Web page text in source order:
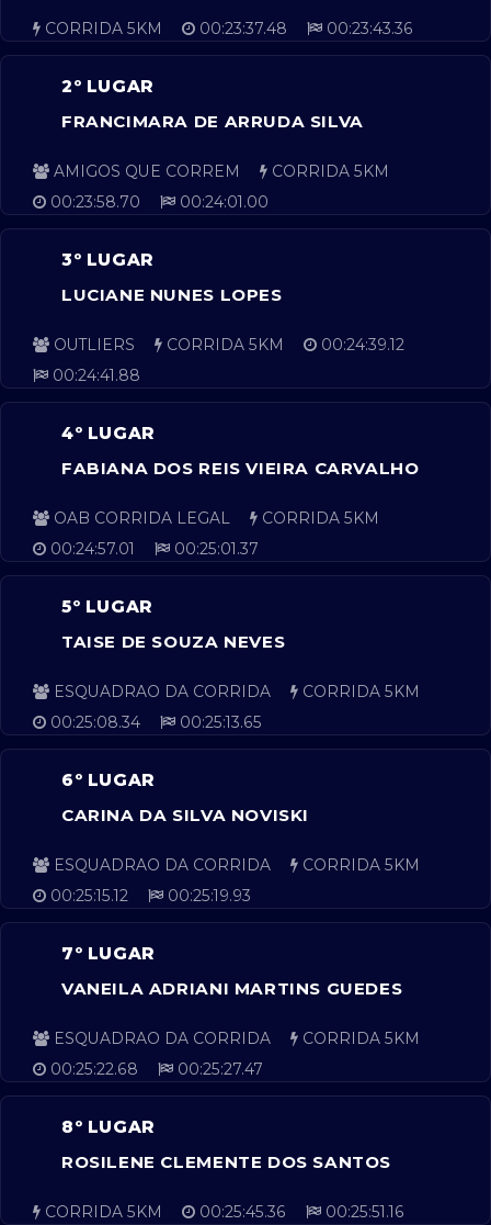
CORRIDA 5KM 00:23:37.48 00:23:43.36
2º LUGAR
FRANCIMARA DE ARRUDA SILVA
AMIGOS QUE CORREM
CORRIDA 5KM
00:23:58.70
00:24:01.00
3º LUGAR
LUCIANE NUNES LOPES
OUTLIERS CORRIDA 5KM
00:24:39.12
00:24:41.88
4º LUGAR
FABIANA DOS REIS VIEIRA CARVALHO
OAB CORRIDA LEGAL
CORRIDA 5KM
00:24:57.01
00:25:01.37
5º LUGAR
TAISE DE SOUZA NEVES
ESQUADRAO DA CORRIDA
CORRIDA 5KM
00:25:08.34
00:25:13.65
6º LUGAR
CARINA DA SILVA NOVISKI
ESQUADRAO DA CORRIDA
CORRIDA 5KM
00:25:15.12
00:25:19.93
7º LUGAR
VANEILA ADRIANI MARTINS GUEDES
ESQUADRAO DA CORRIDA
CORRIDA 5KM
00:25:22.68
00:25:27.47
8º LUGAR
ROSILENE CLEMENTE DOS SANTOS
CORRIDA 5KM 00:25:45.36 00:25:51.16